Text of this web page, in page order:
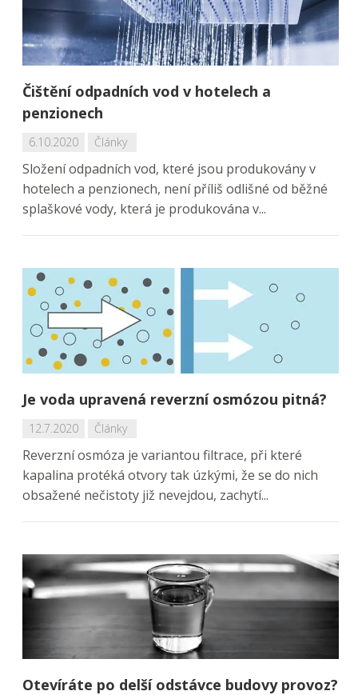
Čištění odpadních vod v hotelech a
penzionech
6.10.2020 Články
Složení odpadních vod, které jsou produkovány v
hotelech a penzionech, není příliš odlišné od běžné
splaškové vody, která je produkována v...
Je voda upravená reverzní osmózou pitná?
12.7.2020 Články
Reverzní osmóza je variantou filtrace, při které
kapalina protéká otvory tak úzkými, že se do nich
obsažené nečistoty již nevejdou, zachytí...
Otevíráte po delší odstávce budovy provoz?